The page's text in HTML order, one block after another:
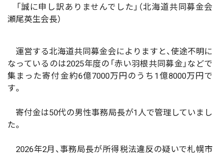
「誠に申し訳ありませんでした」（北海道共同募金会
瀬尾英生会長）
運営する北海道共同募金会によりますと、使途不明に
なっているのは2025年度の「赤い羽根共同募金」などで
集まった寄付金約6億7000万円のうち1億8000万円で
す。
寄付金は50代の男性事務局長が1人で管理していまし
た。
2026年2月、事務局長が所得税法違反の疑いで札幌市